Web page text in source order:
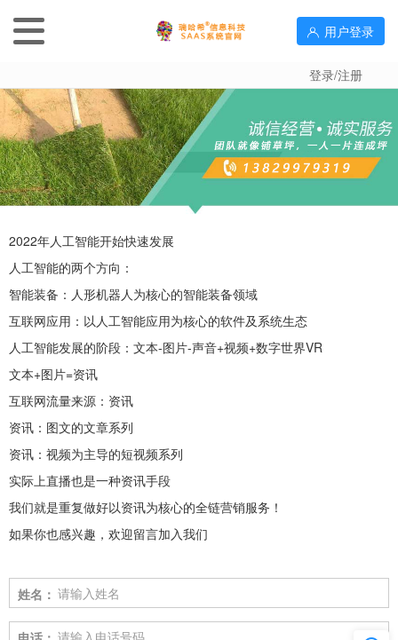
用户登录
登录/注册
2022年人工智能开始快速发展
人工智能的两个方向：
智能装备：人形机器人为核心的智能装备领域
互联网应用：以人工智能应用为核心的软件及系统生态
人工智能发展的阶段：文本-图片-声音+视频+数字世界VR
文本+图片=资讯
互联网流量来源：资讯
资讯：图文的文章系列
资讯：视频为主导的短视频系列
实际上直播也是一种资讯手段
我们就是重复做好以资讯为核心的全链营销服务！
如果你也感兴趣，欢迎留言加入我们
姓名：